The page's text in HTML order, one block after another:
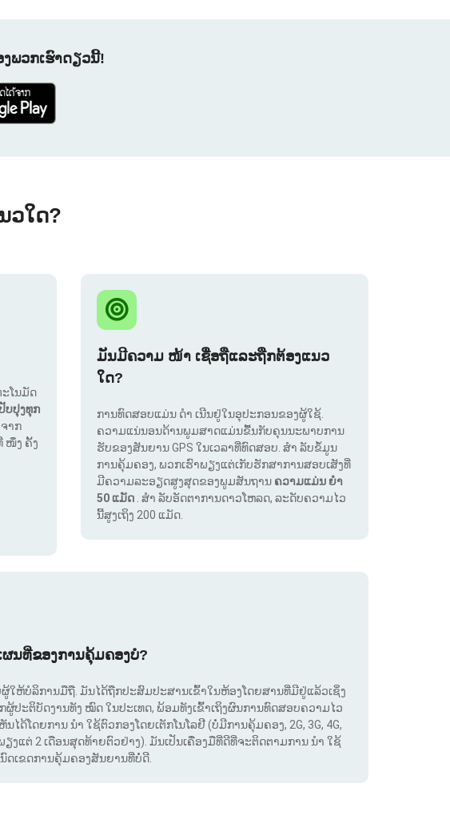
ພວກເຮົາດຽວນີ້!
ວໃດ?
ໂນມັດ
ບປຸງທຸກ
າກ
ໜຶ່ງ ຄັ້ງ
ມັນມີຄວາມ ໜ້າ ເຊື່ອຖືແລະຖືກຕ້ອງແນວ
ໃດ?
ການທົດສອບແມ່ນ ດຳ ເນີນຢູ່ໃນອຸປະກອນຂອງຜູ້ໃຊ້.
ຄວາມແນ່ນອນດ້ານພູມສາດແມ່ນຂື້ນກັບຄຸນນະພາບການ
ຮັບຂອງສັນຍານ GPS ໃນເວລາທີ່ທົດສອບ. ສຳ ລັບຂໍ້ມູນ
ການຄຸ້ມຄອງ, ພວກເຮົາພຽງແຕ່ເກັບຮັກສາການສອບເສັງທີ່
ມີຄວາມລະອຽດສູງສຸດຂອງພູມສັນຖານ ຄວາມແມ່ນ ຍຳ
50 ແມັດ . ສຳ ລັບອັດຕາການດາວໂຫລດ, ລະດັບຄວາມໄວ
ນີ້ສູງເຖິງ 200 ແມັດ.
ຜນທີ່ຂອງການຄຸ້ມຄອງບໍ?
ໃຫ້ບໍລິການມືຖື. ມັນໄດ້ຖືກປະສົມປະສານເຂົ້າໃນຫ້ອງໂດຍສານທີ່ມີຢູ່ແລ້ວເຊິ່ງ
ປະຕິບັດງານທັງ ໝົດ ໃນປະເທດ, ພ້ອມທັງເຂົ້າເຖິງຜົນການທົດສອບຄວາມໄວ
ດ້ໂດຍການ ນຳ ໃຊ້ຕົວກອງໂດຍເຕັກໂນໂລຢີ (ບໍ່ມີການຄຸ້ມຄອງ, 2G, 3G, 4G,
ຽງແຕ່ 2 ເດືອນສຸດທ້າຍຕົວຢ່າງ). ມັນເປັນເຄື່ອງມືທີ່ດີທີ່ຈະຕິດຕາມການ ນຳ ໃຊ້
ດເຂດການຄຸ້ມຄອງສັນຍານທີ່ບໍ່ດີ.